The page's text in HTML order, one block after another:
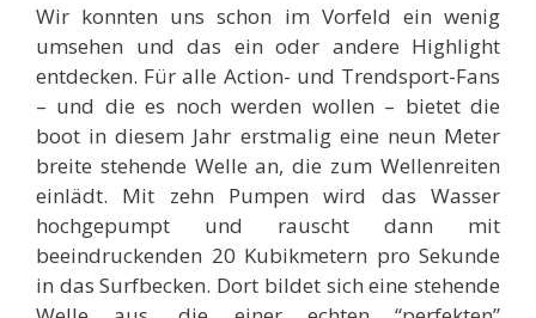
Wir konnten uns schon im Vorfeld ein wenig
umsehen und das ein oder andere Highlight
entdecken. Für alle Action- und Trendsport-Fans
– und die es noch werden wollen – bietet die
boot in diesem Jahr erstmalig eine neun Meter
breite stehende Welle an, die zum Wellenreiten
einlädt. Mit zehn Pumpen wird das Wasser
hochgepumpt und rauscht dann mit
beeindruckenden 20 Kubikmetern pro Sekunde
in das Surfbecken. Dort bildet sich eine stehende